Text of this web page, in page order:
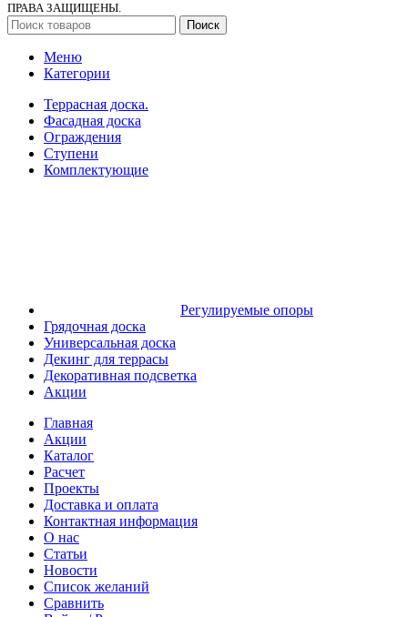
ПРАВА ЗАЩИЩЕНЫ.
Поиск
Меню
Категории
Террасная доска.
Фасадная доска
Ограждения
Ступени
Комплектующие
Регулируемые опоры
Грядочная доска
Универсальная доска
Декинг для террасы
Декоративная подсветка
Акции
Главная
Акции
Каталог
Расчет
Проекты
Доставка и оплата
Контактная информация
О нас
Статьи
Новости
Список желаний
Сравнить